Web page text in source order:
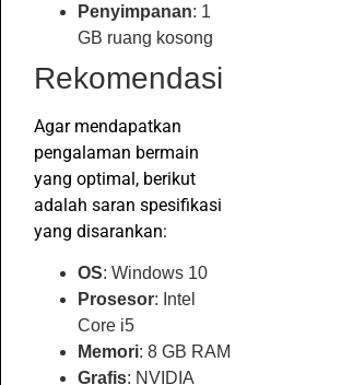
Penyimpanan: 1
GB ruang kosong
Rekomendasi
Agar mendapatkan
pengalaman bermain
yang optimal, berikut
adalah saran spesifikasi
yang disarankan:
OS: Windows 10
Prosesor: Intel
Core i5
Memori: 8 GB RAM
Grafis: NVIDIA